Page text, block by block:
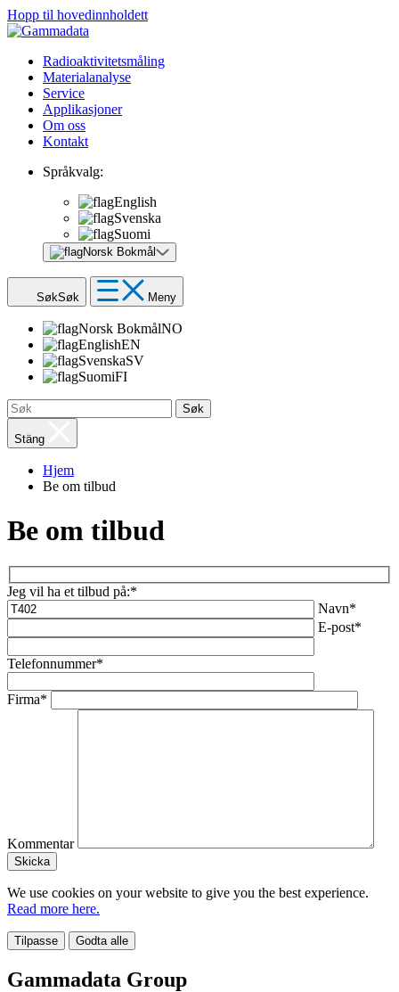
Hopp til hovedinnholdett
Radioaktivitetsmåling
Materialanalyse
Service
Applikasjoner
Om oss
Kontakt
Språkvalg:
English
Svenska
Suomi
Norsk Bokmål
SøkSøk Meny
Norsk BokmålNO
EnglishEN
SvenskaSV
SuomiFI
Søk
Stäng
Hjem
Be om tilbud
Be om tilbud
Jeg vil ha et tilbud på:*
Navn*
E-post*
Telefonnummer*
Firma*
Kommentar
We use cookies on your website to give you the best experience.
Read more here.
Tilpasse Godta alle
Gammadata Group